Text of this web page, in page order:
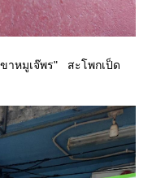
าหมูเจ๊พร" สะโพกเป็ด